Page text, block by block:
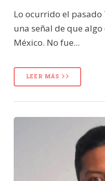
Lo ocurrido el pasado
una señal de que
México. No fue...
LEER MÁS